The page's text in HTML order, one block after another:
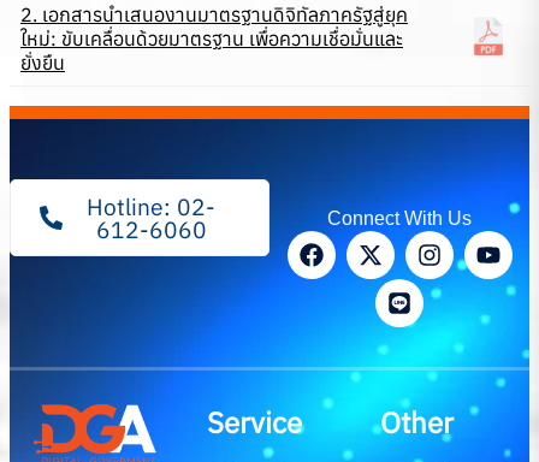
2. เอกสารนำเสนองานมาตรฐานดิจิทัลภาครัฐสู่ยุค
ใหม่: ขับเคลื่อนด้วยมาตรฐาน เพื่อความเชื่อมั่นและ
ยั่งยืน
Hotline: 02-
612-6060 Connect With Us
Service Other